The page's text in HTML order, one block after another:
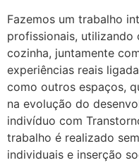
Fazemos um trabalho
profissionais, utilizando
cozinha, juntamente
experiências reais
como outros espaços,
na evolução do
indivíduo com
trabalho é realizado
individuais e inserção